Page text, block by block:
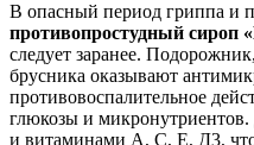
В опасный период гриппа и
противопростудный сироп
следует заранее.
брусника оказывают
противовоспалительное
глюкозы и
и витаминами А, С, Е, Д3, что